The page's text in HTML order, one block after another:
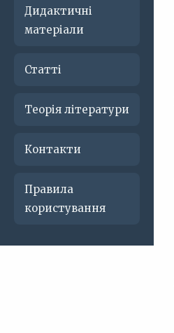
Дидактичні
матеріали
Статті
Теорія літератури
Контакти
Правила
користування